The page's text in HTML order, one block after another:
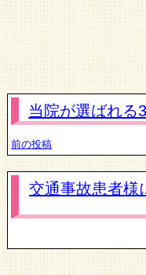
当院が選ばれ
前の投稿
交通事故患者様